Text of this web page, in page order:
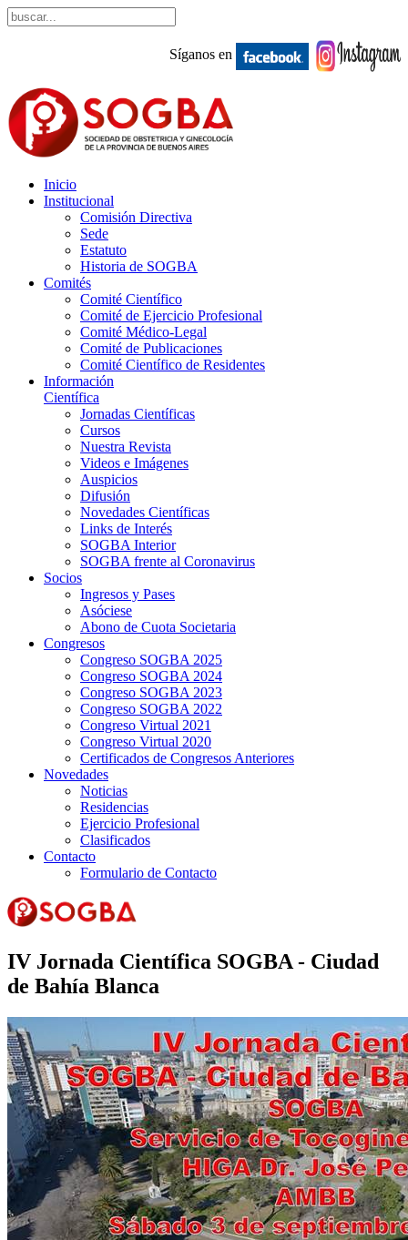
Síganos en
Inicio
Institucional
Comisión Directiva
Sede
Estatuto
Historia de SOGBA
Comités
Comité Científico
Comité de Ejercicio Profesional
Comité Médico-Legal
Comité de Publicaciones
Comité Científico de Residentes
Información
Científica
Jornadas Científicas
Cursos
Nuestra Revista
Videos e Imágenes
Auspicios
Difusión
Novedades Científicas
Links de Interés
SOGBA Interior
SOGBA frente al Coronavirus
Socios
Ingresos y Pases
Asóciese
Abono de Cuota Societaria
Congresos
Congreso SOGBA 2025
Congreso SOGBA 2024
Congreso SOGBA 2023
Congreso SOGBA 2022
Congreso Virtual 2021
Congreso Virtual 2020
Certificados de Congresos Anteriores
Novedades
Noticias
Residencias
Ejercicio Profesional
Clasificados
Contacto
Formulario de Contacto
IV Jornada Científica SOGBA - Ciudad
de Bahía Blanca